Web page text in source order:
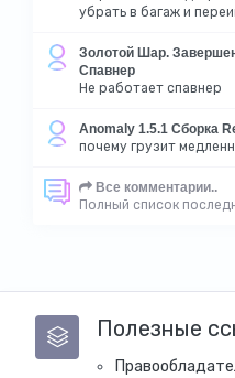
убрать в багаж и
Золотой Шар.
Спавнер
Не работает спавнер
Anomaly 1.5.1 Сборка
почему грузит
Все комментарии..
Полный список
Полезные